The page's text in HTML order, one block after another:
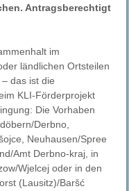
Antragsberechtigt
im
ländlichen Ortsteilen
das ist die
KLI-Förderprojekt
Die Vorhaben
Derbno,
Neuhausen/Spree
Amt Derbno-kraj, in
Wjelcej oder in den
(Lausitz)/Baršć